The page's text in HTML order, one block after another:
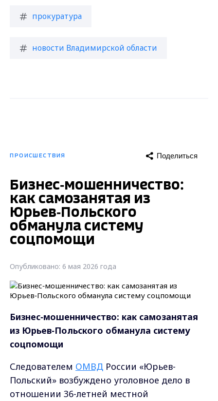
прокуратура
новости Владимирской области
ПРОИСШЕСТВИЯ Поделиться
Бизнес‑мошенничество:
как самозанятая из
Юрьев‑Польского
обманула систему
соцпомощи
Опубликовано: 6 мая 2026 года
Бизнес‑мошенничество: как самозанятая
из Юрьев‑Польского обманула систему
соцпомощи
Следователем ОМВД России «Юрьев-
Польский» возбуждено уголовное дело в
отношении 36-летней местной